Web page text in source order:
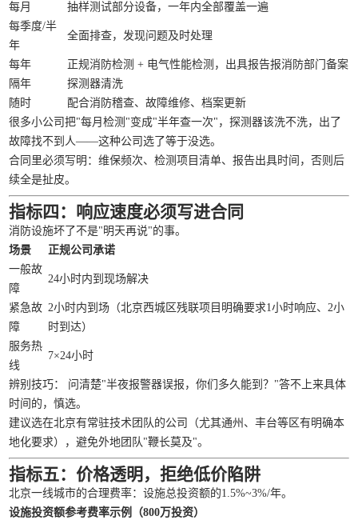
每月
抽样测试部分设备，一年内全部覆盖一遍
每季度/半
年
全面排查，发现问题及时处理
每年
正规消防检测 + 电气性能检测，出具报告报消防部门备案
隔年
探测器清洗
随时
配合消防稽查、故障维修、档案更新
很多小公司把"每月检测"变成"半年查一次"，探测器该洗不洗，出了
故障找不到人——这种公司选了等于没选。
合同里必须写明：维保频次、检测项目清单、报告出具时间，否则后
续全是扯皮。
指标四：响应速度必须写进合同
消防设施坏了不是"明天再说"的事。
场景
正规公司承诺
一般故
障
24小时内到现场解决
紧急故
障
2小时内到场（北京西城区残联项目明确要求1小时响应、2小
时到达）
服务热
线
7×24小时
辨别技巧： 问清楚"半夜报警器误报，你们多久能到？"答不上来具体
时间的，慎选。
建议选在北京有常驻技术团队的公司（尤其通州、丰台等区有明确本
地化要求），避免外地团队"鞭长莫及"。
指标五：价格透明，拒绝低价陷阱
北京一线城市的合理费率：设施总投资额的1.5%~3%/年。
设施投资额参考费率示例（800万投资）